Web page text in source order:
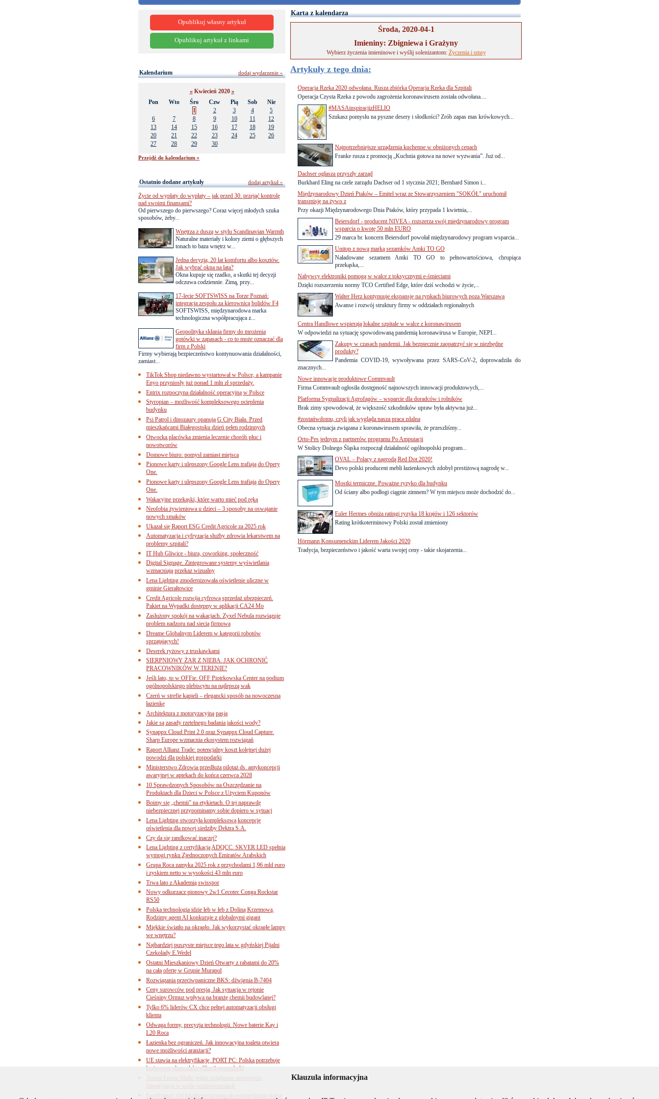
Karta z kalendarza
Środa, 2020-04-1
Imieniny: Zbigniewa i Grażyny
Wybierz życzenia imieninowe i wyślij solenizantom: Życzenia i smsy
Artykuły z tego dnia:
Operacja Rzeka 2020 odwołana. Rusza zbiórka Operacja Rzeka dla Szpitali
Operacja Czysta Rzeka z powodu zagrożenia koronawirusem została odwołana....
#MASAinspiracjizHELIO
Szukasz pomysłu na pyszne desery i słodkości? Zrób zapas mas krówkowych...
Najpotrzebniejsze urządzenia kuchenne w obniżonych cenach
Franke rusza z promocją „Kuchnia gotowa na nowe wyzwania”. Już od...
Dachser ogłasza przyszły zarząd
Burkhard Eling na czele zarządu Dachser od 1 stycznia 2021; Bernhard Simon i...
Międzynarodowy Dzień Ptaków – Emitel wraz ze Stowarzyszeniem "SOKÓŁ" uruchomił
transmisję na żywo z
Przy okazji Międzynarodowego Dnia Ptaków, który przypada 1 kwietnia,...
Beiersdorf - producent NIVEA - rozszerza swój międzynarodowy program
wsparcia o kwotę 50 mln EURO
29 marca br. koncern Beiersdorf powołał międzynarodowy program wsparcia...
Unitop z nową marką sezamków Amki TO GO
Naładowane sezamem Amki TO GO to pełnowartościowa, chrupiąca
przekąska,...
Nabywcy elektroniki pomogą w walce z toksycznymi e-śmieciami
Dzięki rozszerzeniu normy TCO Certified Edge, które dziś wchodzi w życie,...
Walter Herz kontynuuje ekspansję na rynkach biurowych poza Warszawą
Awanse i rozwój struktury firmy w oddziałach regionalnych
Centra Handlowe wspierają lokalne szpitale w walce z koronawirusem
W odpowiedzi na sytuację spowodowaną pandemią koronawirusa w Europie, NEPI...
Zakupy w czasach pandemii. Jak bezpiecznie zaopatrzyć się w niezbędne
produkty?
Pandemia COVID-19, wywoływana przez SARS-CoV-2, doprowadziła do
znacznych...
Nowe innowacje produktowe Commvault
Firma Commvault ogłosiła dostępność najnowszych innowacji produktowych,...
Platforma Sygnalizacji Agrofagów – wsparcie dla doradców i rolników
Brak zimy spowodował, że większość szkodników upraw była aktywna już...
#zostańwdomu, czyli jak wygląda nasza praca zdalna
Obecna sytuacja związana z koronawirusem sprawiła, że przeszliśmy...
Orto-Pes jednym z partnerów programu Po Amputacji
W Stolicy Dolnego Śląska rozpoczął działalność ogólnopolski program...
OVAL – Polacy z nagrodą Red Dot 2020!
Devo polski producent mebli łazienkowych zdobył prestiżową nagrodę w...
Mostki termiczne. Poważne ryzyko dla budynku
Od ściany albo podłogi ciągnie zimnem? W tym miejscu może dochodzić do...
Euler Hermes obniża ratingi ryzyka 18 krajów i 126 sektorów
Rating krótkoterminowy Polski został zmieniony
Hörmann Konsumenckim Liderem Jakości 2020
Tradycja, bezpieczeństwo i jakość warta swojej ceny - takie skojarzenia...
Opublikuj własny artykuł
Opublikuj artykuł z linkami
Kalendarium
«Kwiecień 2020 »
Pon
Wto Śro Czw Pią Sob
Nie
1
2 3 4
5
6
7 8 9 10 11
12
13
14 15 16 17 18
19
20
21 22 23 24 25
26
27
28 29 30
Przejdź do kalendarium »
dodaj wydarzenie »
Ostatnio dodane artykuły
Życie od wypłaty do wypłaty – jak przed 30. przejąć kontrolę
nad swoimi finansami?
Od pierwszego do pierwszego? Coraz więcej młodych szuka
sposobów, żeby...
Wnętrza z duszą w stylu Scandinavian Warmth
Naturalne materiały i kolory ziemi o głębszych
tonach to baza wnętrz w...
Jedna decyzja, 20 lat komfortu albo kosztów.
Jak wybrać okna na lata?
Okna kupuje się rzadko, a skutki tej decyzji
odczuwa codziennie. Zimą, przy...
17-lecie SOFTSWISS na Torze Poznań:
integracja zespołu za kierownicą bolidów F4
SOFTSWISS, międzynarodowa marka
technologiczna współpracująca z...
Geopolityka skłania firmy do mrożenia
gotówki w zapasach - co to może oznaczać dla
firm z Polski
Firmy wybierają bezpieczeństwo kontynuowania działalności,
zamiast...
TikTok Shop niedawno wystartował w Polsce, a kampanie
Enyo przyniosły już ponad 1 mln zł sprzedaży.
Entrix rozpoczyna działalność operacyjną w Polsce
Styropian – możliwość kompleksowego ocieplenia
budynku
Psi Patrol i dinozaury opanują G City Biała. Przed
mieszkańcami Białegostoku dzień pełen rodzinnych
Otwocka placówka zmienia leczenie chorób płuc i
nowotworów
Domowe biuro: pomysł zamiast miejsca
Pionowe karty i ulepszony Google Lens trafiają do Opery
One.
Pionowe karty i ulepszony Google Lens trafiają do Opery
One.
Wakacyjne przekąski, które warto mieć pod ręką
Neofobia żywieniowa u dzieci – 3 sposoby na oswajanie
nowych smaków
Ukazał się Raport ESG Credit Agricole za 2025 rok
Automatyzacja i cyfryzacja służby zdrowia lekarstwem na
problemy szpitali?
IT Hub Gliwice - biura, coworking, społeczność
Digital Signage. Zintegrowane systemy wyświetlania
wzmacniają przekaz wizualny
Lena Lighting zmodernizowała oświetlenie uliczne w
gminie Gierałtowice
Credit Agricole rozwija cyfrową sprzedaż ubezpieczeń.
Pakiet na Wypadki dostępny w aplikacji CA24 Mo
Zasłużony spokój na wakacjach. Zyxel Nebula rozwiązuje
problem nadzoru nad siecią firmową
Dreame Globalnym Liderem w kategorii robotów
sprzątających!
Deserek ryżowy z truskawkami
SIERPNIOWY ŻAR Z NIEBA. JAK OCHRONIĆ
PRACOWNIKÓW W TERENIE?
Jeśli lato, to w OFFie. OFF Piotrkowska Center na podium
ogólnopolskiego plebiscytu na najlepszą wak
Czerń w strefie kąpieli – elegancki sposób na nowoczesną
łazienkę
Architektura z motoryzacyjną pasją
Jakie są zasady rzetelnego badania jakości wody?
Synappx Cloud Print 2.0 oraz Synappx Cloud Capture.
Sharp Europe wzmacnia ekosystem rozwiązań
Raport Allianz Trade: potencjalny koszt kolejnej dużej
powodzi dla polskiej gospodarki
Ministerstwo Zdrowia przedłuża pilotaż ds. antykoncepcji
awaryjnej w aptekach do końca czerwca 2028
10 Sprawdzonych Sposobów na Oszczędzanie na
Produktach dla Dzieci w Polsce z Użyciem Kuponów
Boimy się „chemii” na etykietach. O tej naprawdę
niebezpiecznej przypominamy sobie dopiero w sytuacj
Lena Lighting stworzyła kompleksową koncepcję
oświetlenia dla nowej siedziby Dektra S.A.
Czy da się randkować inaczej?
Lena Lighting z certyfikacją ADQCC. SKVER LED spełnia
wymogi rynku Zjednoczonych Emiratów Arabskich
Grupa Roca zamyka 2025 rok z przychodami 1,96 mld euro
i zyskiem netto w wysokości 43 mln euro
Trwa lato z Akademią swisspor
Nowy odkurzacz pionowy 2w1 Cecotec Conga Rockstar
RS50
Polska technologia idzie łeb w łeb z Doliną Krzemową.
Rodzimy agent AI konkuruje z globalnymi gigant
Miękkie światło na okrągło. Jak wykorzystać okrągłe lampy
we wnętrzu?
Najbardziej puszyste miejsce tego lata w gdyńskiej Pijalni
Czekolady E.Wedel
Ostatni Mieszkaniowy Dzień Otwarty z rabatami do 20%
na całą ofertę w Grupie Murapol
Rozwiązania przeciwpaniczne BKS: dźwignia B-7404
Ceny surowców pod presją. Jak sytuacja w rejonie
Cieśniny Ormuz wpływa na branżę chemii budowlanej?
Tylko 6% liderów CX chce pełnej automatyzacji obsługi
klienta
Odwaga formy, precyzja technologii. Nowe baterie Kay i
L20 Roca
Łazienka bez ograniczeń. Jak innowacyjna toaleta otwiera
nowe możliwości aranżacji?
UE stawia na elektryfikację. PORT PC: Polska potrzebuje
krajowego planu elektryfikacji gospodarki
Termet Freeze Multi: jedno urządzenie zewnętrzne,
klimatyzacja w wielu pomieszczeniach
EuroFrance: Od lokalnego biznesu do europejskiego lidera
dodaj artykuł »
Klauzula informacyjna